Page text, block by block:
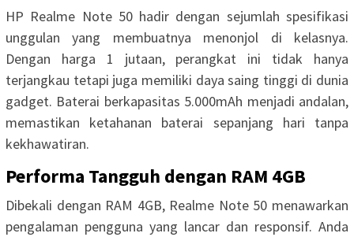
HP Realme Note 50 hadir dengan sejumlah spesifikasi
unggulan yang membuatnya menonjol di kelasnya.
Dengan harga 1 jutaan, perangkat ini tidak hanya
terjangkau tetapi juga memiliki daya saing tinggi di dunia
gadget. Baterai berkapasitas 5.000mAh menjadi andalan,
memastikan ketahanan baterai sepanjang hari tanpa
kekhawatiran.
Performa Tangguh dengan RAM 4GB
Dibekali dengan RAM 4GB, Realme Note 50 menawarkan
pengalaman pengguna yang lancar dan responsif. Anda